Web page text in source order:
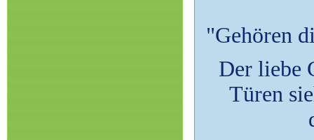
"Gehören
Der liebe
Türen